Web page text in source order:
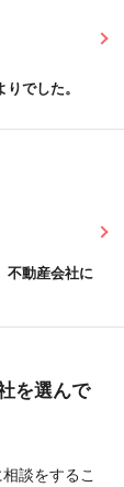
でした。
不動産会社に
を選んで
談をするこ